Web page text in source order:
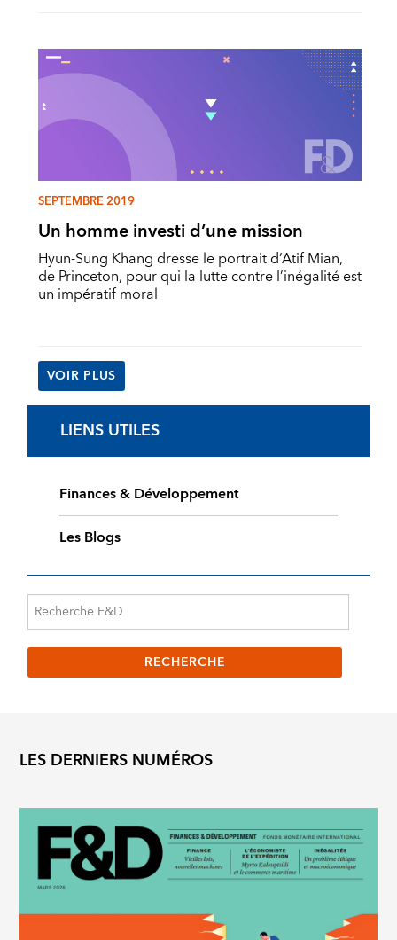
SEPTEMBRE 2019
Un homme investi d’une mission
Hyun-Sung Khang dresse le portrait d’Atif Mian,
de Princeton, pour qui la lutte contre l’inégalité est
un impératif moral
VOIR PLUS
LIENS UTILES
Finances & Développement
Les Blogs
LES DERNIERS NUMÉROS